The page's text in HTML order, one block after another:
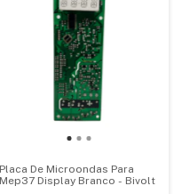
Placa De Microondas Para
Mep37 Display Branco - Bivolt